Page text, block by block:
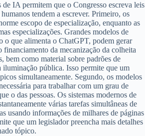
IA permitem que o Congresso escreva leis
tendem a escrever. Primeiro, os
escopo de especialização, enquanto as
especializações. Grandes modelos de
que alimenta o ChatGPT, podem gerar
financiamento da mecanização da colheita
bem como material sobre padrões de
iluminação pública. Isso permite que um
simultaneamente. Segundo, os modelos
para trabalhar com um grau de
o das pessoas. Os sistemas modernos de
várias tarefas simultâneas de
usando informações de milhares de páginas
que um legislador preencha mais detalhes
tópico.